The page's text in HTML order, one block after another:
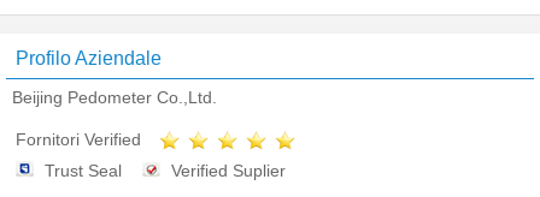
Profilo Aziendale
Beijing Pedometer Co.,Ltd.
Fornitori Verified
Trust Seal
Verified Suplier